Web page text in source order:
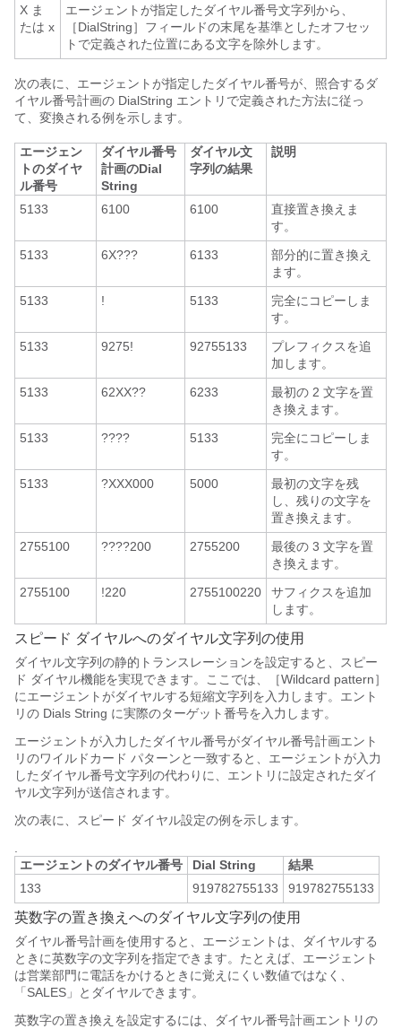
X ま
たは x
エージェントが指定したダイヤル番号文字列から、
［DialString］フィールドの末尾を基準としたオフセッ
トで定義された位置にある文字を除外します。
次の表に、エージェントが指定したダイヤル番号が、照合するダ
イヤル番号計画の DialString エントリで定義された方法に従っ
て、変換される例を示します。
エージェン
トのダイヤ
ル番号
ダイヤル番号
計画のDial
String
ダイヤル文
字列の結果
説明
5133 6100 6100
直接置き換えま
す。
5133
6X??? 6133
部分的に置き換え
ます。
5133
! 5133
完全にコピーしま
す。
5133
9275! 92755133
プレフィクスを追
加します。
5133
62XX?? 6233
最初の 2 文字を置
き換えます。
5133
???? 5133
完全にコピーしま
す。
5133
?XXX000 5000
最初の文字を残
し、残りの文字を
置き換えます。
2755100
????200 2755200
最後の 3 文字を置
き換えます。
2755100
!220 2755100220
サフィクスを追加
します。
スピード ダイヤルへのダイヤル文字列の使用
ダイヤル文字列の静的トランスレーションを設定すると、スピー
ド ダイヤル機能を実現できます。ここでは、［Wildcard pattern］
にエージェントがダイヤルする短縮文字列を入力します。エント
リの Dials String に実際のターゲット番号を入力します。
エージェントが入力したダイヤル番号がダイヤル番号計画エント
リのワイルドカード パターンと一致すると、エージェントが入力
したダイヤル番号文字列の代わりに、エントリに設定されたダイ
ヤル文字列が送信されます。
次の表に、スピード ダイヤル設定の例を示します。
.
エージェントのダイヤル番号
Dial String
結果
133
919782755133 919782755133
英数字の置き換えへのダイヤル文字列の使用
ダイヤル番号計画を使用すると、エージェントは、ダイヤルする
ときに英数字の文字列を指定できます。たとえば、エージェント
は営業部門に電話をかけるときに覚えにくい数値ではなく、
「SALES」とダイヤルできます。
英数字の置き換えを設定するには、ダイヤル番号計画エントリの